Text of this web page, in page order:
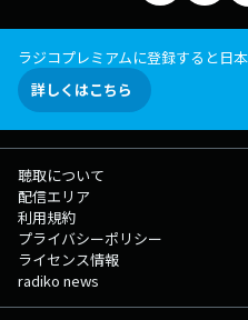
ラジコプレミアムに登録すると日
詳しくはこちら
聴取について
配信エリア
利用規約
プライバシーポリシー
ライセンス情報
radiko news